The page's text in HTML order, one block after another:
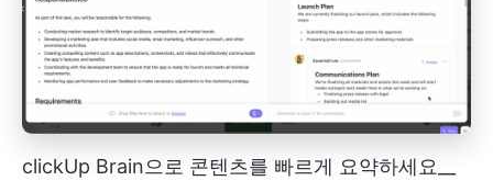
clickUp Brain으로 콘텐츠를 빠르게 요약하세요__